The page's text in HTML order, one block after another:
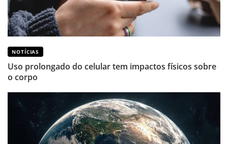
NOTÍCIAS
Uso prolongado do celular tem impactos físicos sobre
o corpo